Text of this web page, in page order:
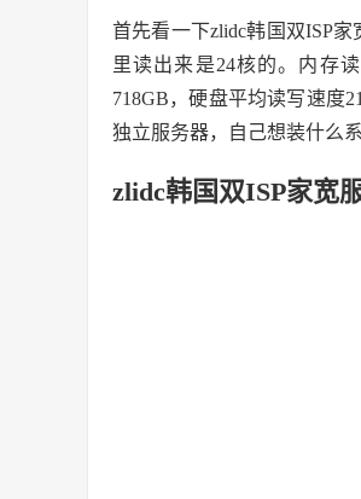
首先看一下zlidc韩国双ISP
里读出来是24核的。内存
718GB，硬盘平均读写速度
独立服务器，自己想装什么
zlidc韩国双ISP家宽